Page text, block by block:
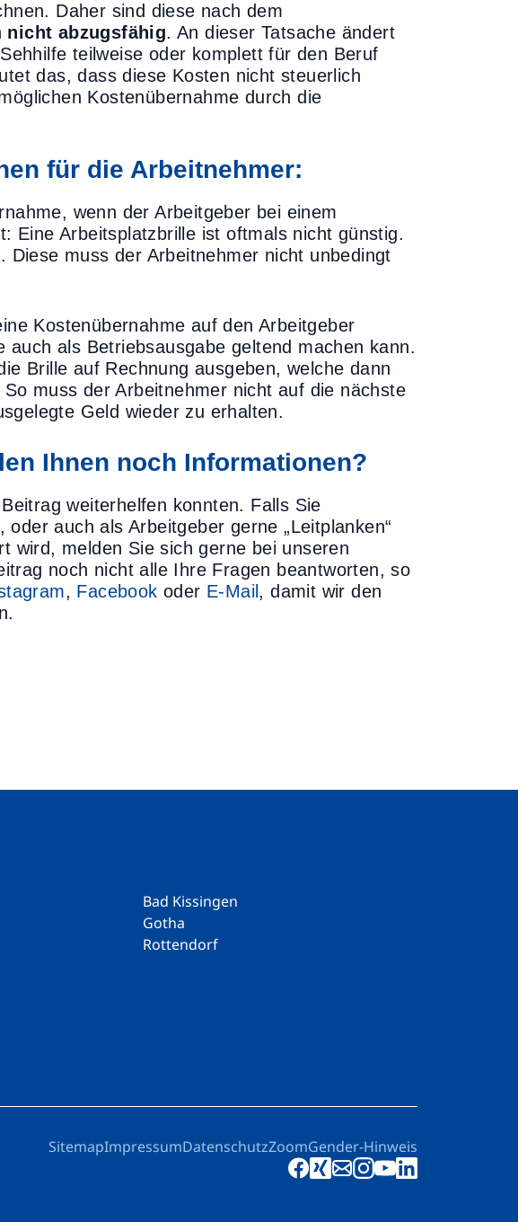
Daher sind diese nach dem
nicht abzugsfähig. An dieser Tatsache ändert
teilweise oder komplett für den Beruf
das, dass diese Kosten nicht steuerlich
Kostenübernahme durch die
für die Arbeitnehmer:
wenn der Arbeitgeber bei einem
Eine Arbeitsplatzbrille ist oftmals nicht günstig.
muss der Arbeitnehmer nicht unbedingt
Kostenübernahme auf den Arbeitgeber
als Betriebsausgabe geltend machen kann.
Brille auf Rechnung ausgeben, welche dann
muss der Arbeitnehmer nicht auf die nächste
Geld wieder zu erhalten.
Ihnen noch Informationen?
weiterhelfen konnten. Falls Sie
auch als Arbeitgeber gerne „Leitplanken“
wird, melden Sie sich gerne bei unseren
noch nicht alle Ihre Fragen beantworten, so
, Facebook oder E-Mail , damit wir den
Bad Kissingen
Gotha
Rottendorf
SitemapImpressumDatenschutzZoomGender-Hinweis